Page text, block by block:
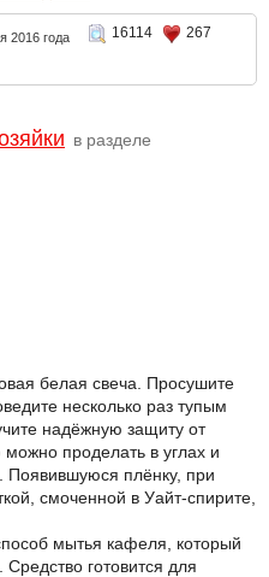
2016 года 16114
267
в разделе
белая свеча. Просушите
несколько раз тупым
надёжную защиту от
проделать в углах и
Появившуюся плёнку, при
смоченной в Уайт-спирите,
мытья кафеля, который
готовится для